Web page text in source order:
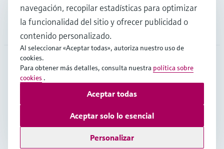
Compañía
ARG
Copyright © Endress+Hauser Group Services AG
Pie editorial
navegación, recopilar estadísticas para optimizar
la funcionalidad del sitio y ofrecer publicidad o
contenido personalizado.
Al seleccionar «Aceptar todas», autoriza nuestro uso de
cookies.
Para obtener más detalles, consulta nuestra política sobre
cookies .
Personalizar
Aceptar solo lo esencial
Aceptar todas